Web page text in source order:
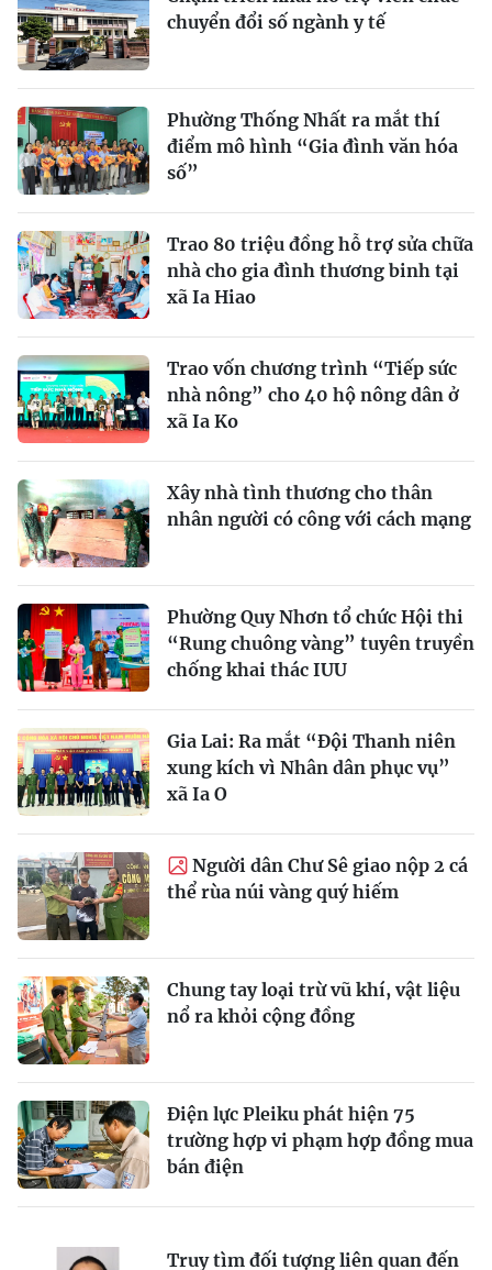
chuyển đổi số ngành y tế
Phường Thống Nhất ra mắt thí
điểm mô hình “Gia đình văn hóa
số”
Trao 80 triệu đồng hỗ trợ sửa chữa
nhà cho gia đình thương binh tại
xã Ia Hiao
Trao vốn chương trình “Tiếp sức
nhà nông” cho 40 hộ nông dân ở
xã Ia Ko
Xây nhà tình thương cho thân
nhân người có công với cách mạng
Phường Quy Nhơn tổ chức Hội thi
“Rung chuông vàng” tuyên truyền
chống khai thác IUU
Gia Lai: Ra mắt “Đội Thanh niên
xung kích vì Nhân dân phục vụ”
xã Ia O
Người dân Chư Sê giao nộp 2 cá
thể rùa núi vàng quý hiếm
Chung tay loại trừ vũ khí, vật liệu
nổ ra khỏi cộng đồng
Điện lực Pleiku phát hiện 75
trường hợp vi phạm hợp đồng mua
bán điện
Truy tìm đối tượng liên quan đến